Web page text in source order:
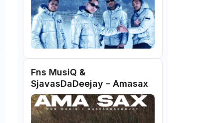
Fns MusiQ &
SjavasDaDeejay – Amasax